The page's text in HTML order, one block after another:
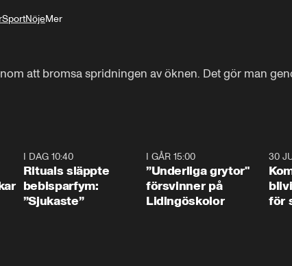
SportNöjeMer
att bromsa spridningen av öknen. Det gör man
I DAG 10:40
Rituals släppte
bebisparfym:
”Sjukaste”
1:07
I GÅR 15:00
”Underliga grytor"
försvinner på
Lidingöskolor
30
för